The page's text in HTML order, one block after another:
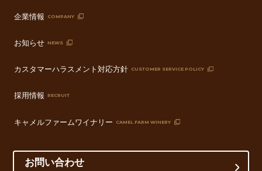
企業情報 COMPANY
お知らせ NEWS
カスタマーハラスメント対応方針 CUSTOMER SERVICE POLICY
採用情報 RECRUIT
キャメルファームワイナリー CAMEL FARM WINERY
お問い合わせ